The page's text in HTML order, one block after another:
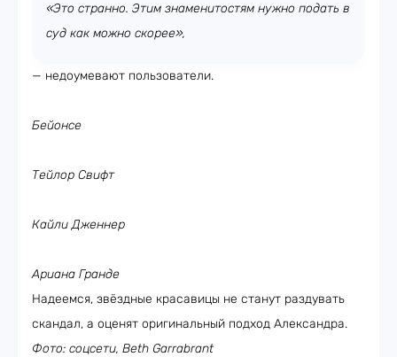
«Это странно. Этим знаменитостям нужно подать в
суд как можно скорее»,
— недоумевают пользователи.
Бейонсе
Тейлор Свифт
Кайли Дженнер
Ариана Гранде
Надеемся, звёздные красавицы не станут раздувать
скандал, а оценят оригинальный подход Александра.
Фото: соцсети, Beth Garrabrant